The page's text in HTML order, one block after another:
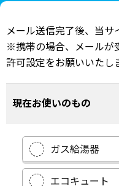
メール送信完了後、当サ
※携帯の場合、メールが
許可設定をお願いいたし
現在お使いのもの
ガス給湯器
エコキュート